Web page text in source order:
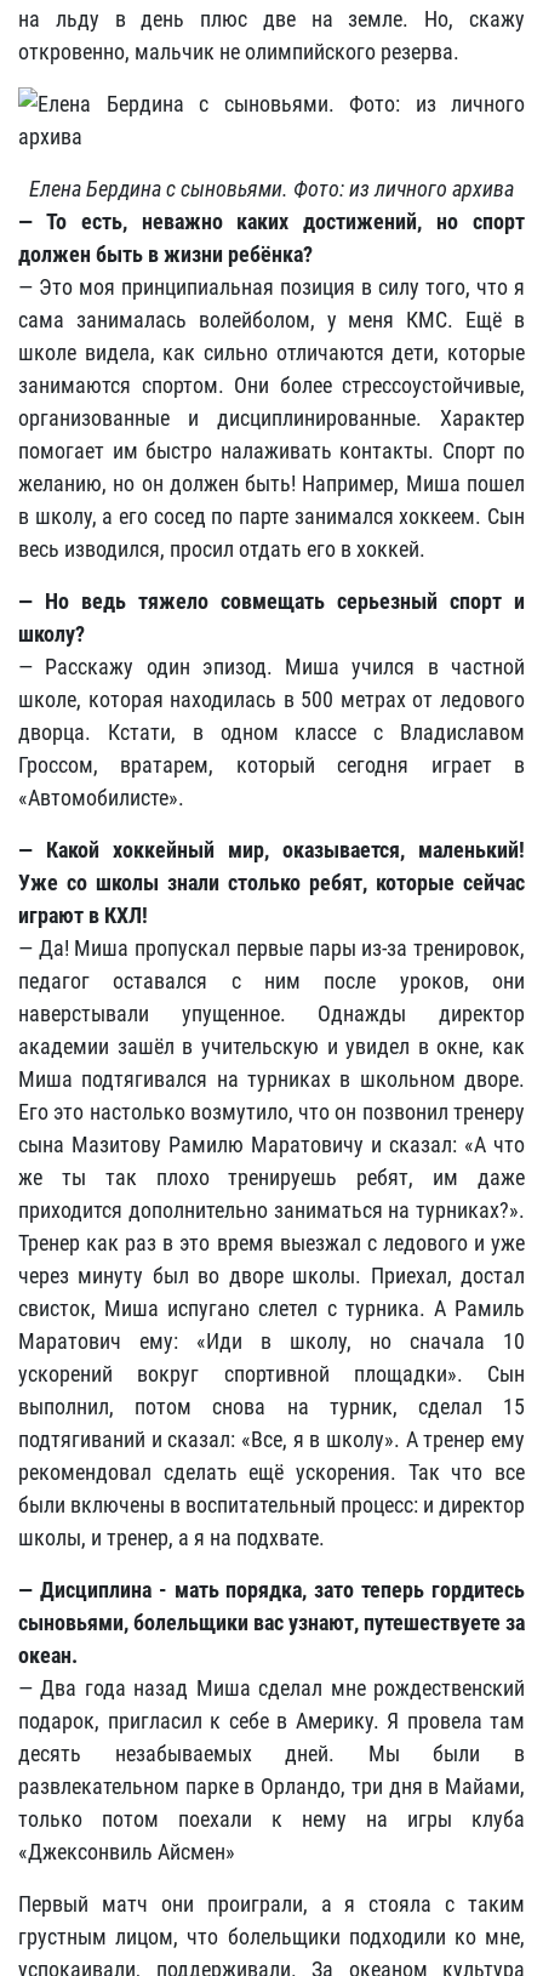
на льду в день плюс две на земле. Но, скажу
откровенно, мальчик не олимпийского резерва.
Елена Бердина с сыновьями. Фото: из личного архива
— То есть, неважно каких достижений, но спорт
должен быть в жизни ребёнка?
— Это моя принципиальная позиция в силу того, что я
сама занималась волейболом, у меня КМС. Ещё в
школе видела, как сильно отличаются дети, которые
занимаются спортом. Они более стрессоустойчивые,
организованные и дисциплинированные. Характер
помогает им быстро налаживать контакты. Спорт по
желанию, но он должен быть! Например, Миша пошел
в школу, а его сосед по парте занимался хоккеем. Сын
весь изводился, просил отдать его в хоккей.
— Но ведь тяжело совмещать серьезный спорт и
школу?
— Расскажу один эпизод. Миша учился в частной
школе, которая находилась в 500 метрах от ледового
дворца. Кстати, в одном классе с Владиславом
Гроссом, вратарем, который сегодня играет в
«Автомобилисте».
— Какой хоккейный мир, оказывается, маленький!
Уже со школы знали столько ребят, которые сейчас
играют в КХЛ!
— Да! Миша пропускал первые пары из-за тренировок,
педагог оставался с ним после уроков, они
наверстывали упущенное. Однажды директор
академии зашёл в учительскую и увидел в окне, как
Миша подтягивался на турниках в школьном дворе.
Его это настолько возмутило, что он позвонил тренеру
сына Мазитову Рамилю Маратовичу и сказал: «А что
же ты так плохо тренируешь ребят, им даже
приходится дополнительно заниматься на турниках?».
Тренер как раз в это время выезжал с ледового и уже
через минуту был во дворе школы. Приехал, достал
свисток, Миша испугано слетел с турника. А Рамиль
Маратович ему: «Иди в школу, но сначала 10
ускорений вокруг спортивной площадки». Сын
выполнил, потом снова на турник, сделал 15
подтягиваний и сказал: «Все, я в школу». А тренер ему
рекомендовал сделать ещё ускорения. Так что все
были включены в воспитательный процесс: и директор
школы, и тренер, а я на подхвате.
— Дисциплина - мать порядка, зато теперь гордитесь
сыновьями, болельщики вас узнают, путешествуете за
океан.
— Два года назад Миша сделал мне рождественский
подарок, пригласил к себе в Америку. Я провела там
десять незабываемых дней. Мы были в
развлекательном парке в Орландо, три дня в Майами,
только потом поехали к нему на игры клуба
«Джексонвиль Айсмен»
Первый матч они проиграли, а я стояла с таким
грустным лицом, что болельщики подходили ко мне,
успокаивали, поддерживали. За океаном культура